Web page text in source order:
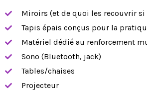
Miroirs (et de quoi les recouvrir si
Tapis épais conçus pour la
Matériel dédié au renforcement
Sono (Bluetooth, jack)
Tables/chaises
Projecteur